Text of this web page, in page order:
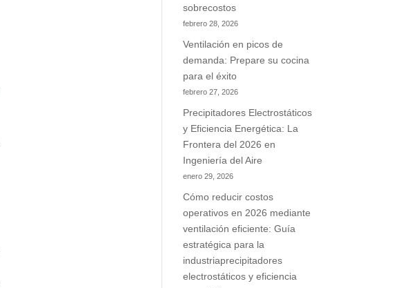
sobrecostos
febrero 28, 2026
Ventilación en picos de
demanda: Prepare su cocina
para el éxito
febrero 27, 2026
Precipitadores Electrostáticos
y Eficiencia Energética: La
Frontera del 2026 en
Ingeniería del Aire
enero 29, 2026
Cómo reducir costos
operativos en 2026 mediante
ventilación eficiente: Guía
estratégica para la
industriaprecipitadores
electrostáticos y eficiencia